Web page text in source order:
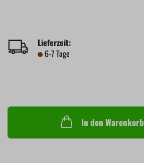
Lieferzeit:
6-7 Tage
In den Warenkorb